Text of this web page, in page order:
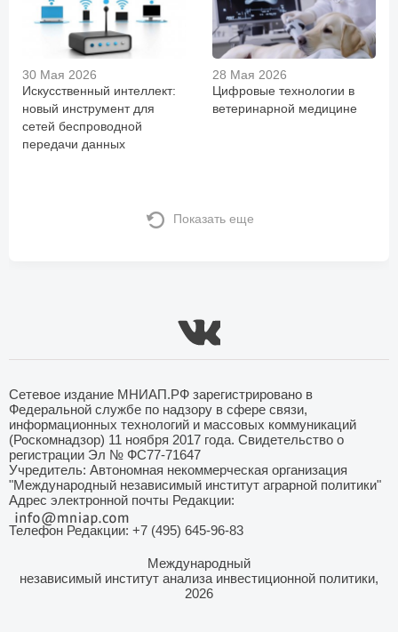
30 Мая 2026
Искусственный интеллект:
новый инструмент для
сетей беспроводной
передачи данных
28 Мая 2026
Цифровые технологии в
ветеринарной медицине
Показать еще
Сетевое издание МНИАП.РФ зарегистрировано в
Федеральной службе по надзору в сфере связи,
информационных технологий и массовых коммуникаций
(Роскомнадзор) 11 ноября 2017 года. Свидетельство о
регистрации Эл № ФС77-71647
Учредитель: Автономная некоммерческая организация
"Международный независимый институт аграрной политики"
Адрес электронной почты Редакции:
Телефон Редакции: +7 (495) 645-96-83
Международный
независимый институт анализа инвестиционной политики,
2026